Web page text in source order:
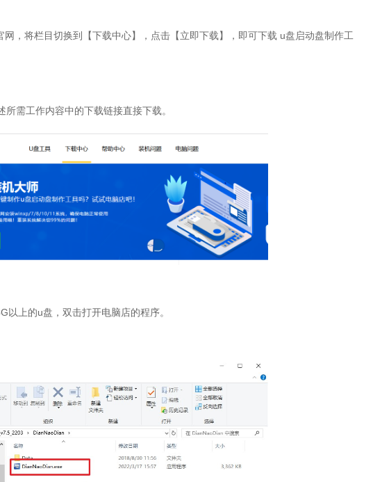
网，将栏目切换到【下载中心】，点击【立即下载】，即可下载 u盘启动盘制作工
需工作内容中的下载链接直接下载。
以上的u盘，双击打开电脑店的程序。